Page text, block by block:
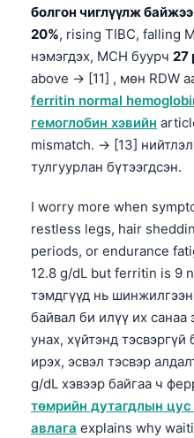
болгон чиглүүлж
20%, rising TIBC, falling
нэмэгдэх, MCH буурч 27
above → [11] , мөн RDW
ferritin normal
гемоглобин хэвийн
mismatch. → [13] нийтлэл
тулгуурлан бүтээгдсэн.
I worry more when
restless legs, hair
periods, or endurance
12.8 g/dL but ferritin is
тэмдгүүд нь
байвал би илүү их санаа
унах, хүйтэнд
ирэх, эсвэл тэсвэр
g/dL хэвээр байгаа ч
төмрийн дутагдлын
авлага explains why
Slovenčina
پښتو
سنڌي
සිංහල
অসমীয়া
Galego
Latviešu valoda
Euskara
Gàidhlig
Occitan
العربية المغربية
Afrikaans
ພາສາລາວ